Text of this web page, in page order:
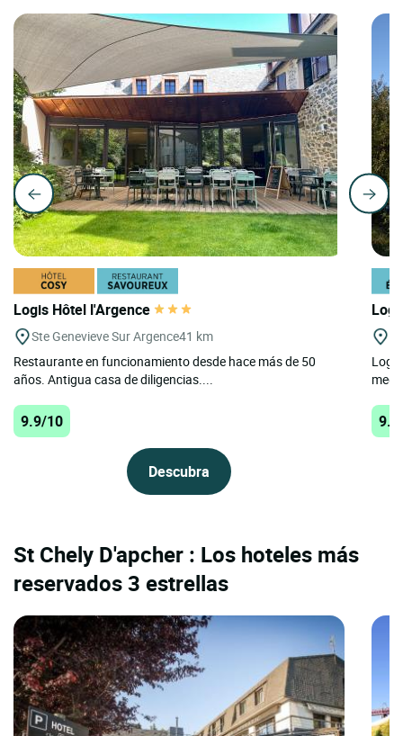
Logis Hôtel l'Argence
Ste Genevieve Sur Argence41 km
Restaurante en funcionamiento desde hace más de 50
años. Antigua casa de diligencias....
9.9/10
Descubra
St Chely D'apcher : Los hoteles más
reservados 3 estrellas